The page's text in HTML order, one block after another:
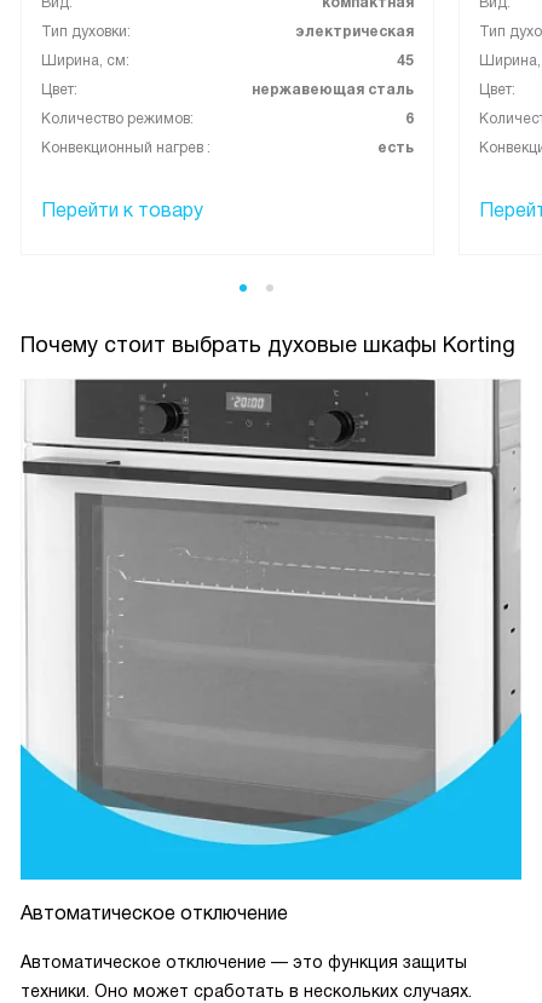
Тип духовки:
электрическая
Ширина, см:
45
Цвет:
нержавеющая сталь
Количество режимов:
6
Конвекционный нагрев :
есть
Перейти к товару
Тип
Цвет:
Почему стоит выбрать духовые шкафы Korting
Автоматическое отключение
Автоматическое отключение — это функция защиты
техники. Оно может сработать в нескольких случаях.